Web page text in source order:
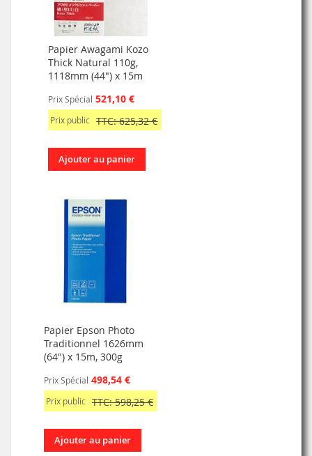
Papier Awagami Kozo
Thick Natural 110g,
1118mm (44") x 15m
Prix Spécial 521,10 €
Prix public TTC: 625,32 €
Ajouter au panier
Papier Epson Photo
Traditionnel 1626mm
(64") x 15m, 300g
Prix Spécial 498,54 €
Prix public TTC: 598,25 €
Ajouter au panier